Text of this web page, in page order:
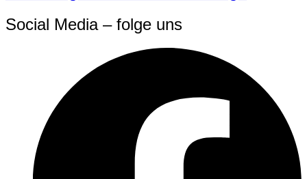
Social Media – folge uns